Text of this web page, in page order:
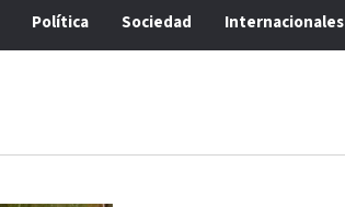
Política Sociedad Internacionales